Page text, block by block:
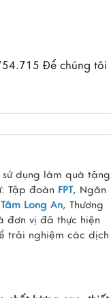
Để chúng tôi
dụng làm quà tặng
Tập đoàn FPT, Ngân
Long An, Thương
đơn vị đã thực hiện
trải nghiệm các dịch